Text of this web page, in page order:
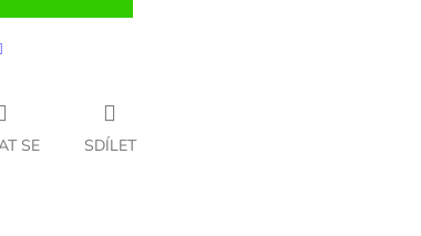
SE SDÍLET